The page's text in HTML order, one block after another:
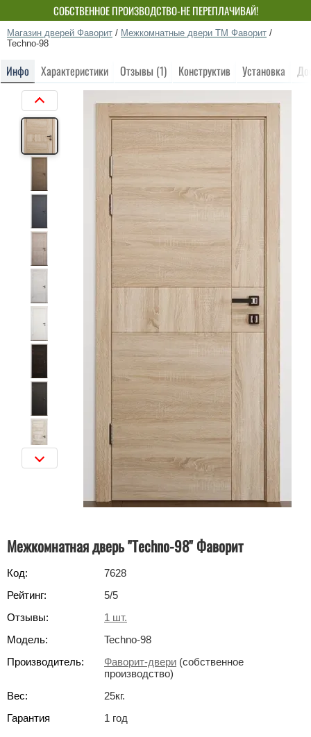
СОБСТВЕННОЕ ПРОИЗВОДСТВО-НЕ ПЕРЕПЛАЧИВАЙ!
Магазин дверей Фаворит / Межкомнатные двери ТМ Фаворит /
Techno-98
Инфо Характеристики Отзывы (1) Конструктив Установка
Межкомнатная дверь "Techno-98" Фаворит
Код:
7628
Рейтинг:
5/5
Отзывы:
1 шт.
Модель:
Techno-98
Производитель:
Фаворит-двери (собственное
производство)
Вес:
25кг.
Гарантия
1 год